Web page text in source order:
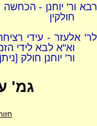
רבא ור' יוחנן -
חולקין
לר' אלעזר - עידי
וא"א לבא לידי
ור' יוחנן חולק
גמ'